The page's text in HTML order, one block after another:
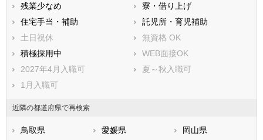
残業少なめ
寮・借り上げ
住宅手当・補助
託児所・育児補助
土日祝休
無資格 OK
積極採用中
WEB面接OK
2027年4月入職可
夏～秋入職可
1月入職可
近隣の都道府県で再検索
鳥取県 愛媛県
岡山県